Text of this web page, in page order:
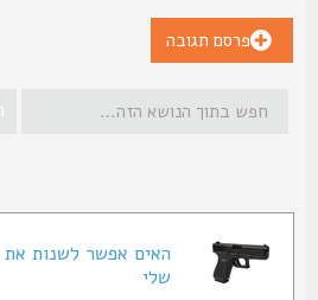
פרסם תגובה
האים אפשר לשנות את